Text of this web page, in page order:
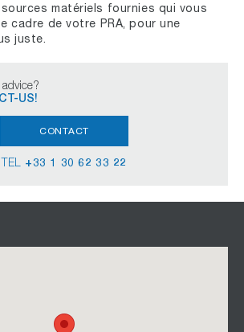
matériels fournies qui vous
cadre de votre PRA, pour une
juste.
US!
CONTACT
TEL +33 1 30 62 33 22